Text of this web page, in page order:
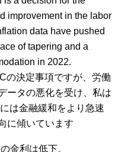
improvement in the labor
data have pushed
of tapering and a
in 2022.
の決定事項ですが、労働
ータの悪化を受け、私は
は金融緩和をより急速
に傾いています
金利は低下。